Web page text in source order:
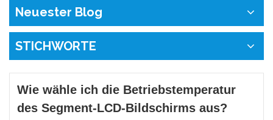
Neuester Blog
STICHWORTE
Wie wähle ich die Betriebstemperatur
des Segment-LCD-Bildschirms aus?